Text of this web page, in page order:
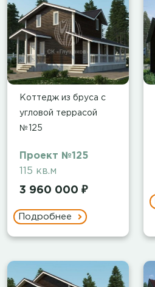
Коттедж из бруса с
угловой террасой
№125
Проект №125
115 кв.м
3 960 000 ₽
Подробнее